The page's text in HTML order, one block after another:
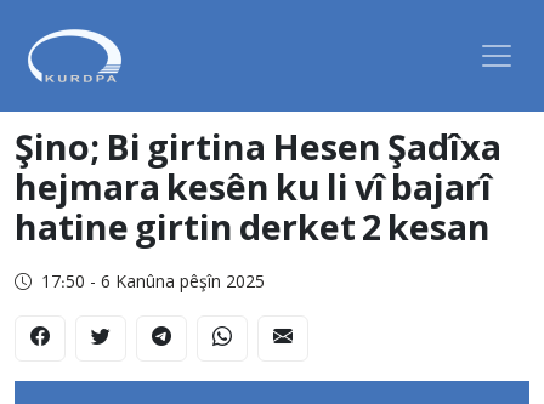
Şino; Bi girtina Hesen Şadîxa
hejmara kesên ku li vî bajarî
hatine girtin derket 2 kesan
17:50 - 6 Kanûna pêşîn 2025